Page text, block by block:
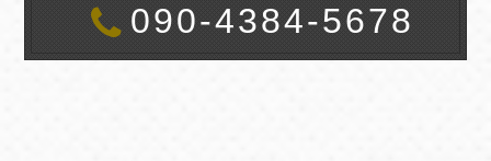
090-4384-5678